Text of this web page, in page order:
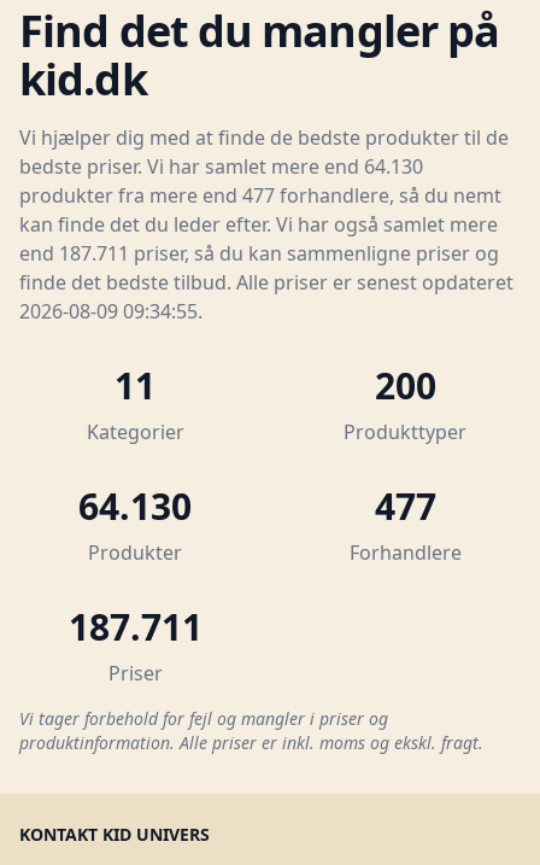
Find det du mangler på
kid.dk
Vi hjælper dig med at finde de bedste produkter til de
bedste priser. Vi har samlet mere end 64.130
produkter fra mere end 477 forhandlere, så du nemt
kan finde det du leder efter. Vi har også samlet mere
end 187.711 priser, så du kan sammenligne priser og
finde det bedste tilbud. Alle priser er senest opdateret
2026-08-09 09:34:55.
11
Kategorier
200
Produkttyper
64.130
Produkter
477
Forhandlere
187.711
Priser
Vi tager forbehold for fejl og mangler i priser og
produktinformation. Alle priser er inkl. moms og ekskl. fragt.
KONTAKT KID UNIVERS